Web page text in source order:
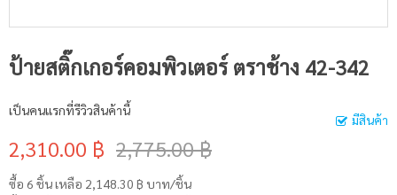
ป้ายสติ๊กเกอร์คอมพิวเตอร์ ตราช้าง 42-342
มีสินค้า
เป็นคนแรกที่รีวิวสินค้านี้
2,310.00 ฿ 2,775.00 ฿
ซื้อ 6 ชิ้น เหลือ 2,148.30 ฿ บาท/ชิ้น